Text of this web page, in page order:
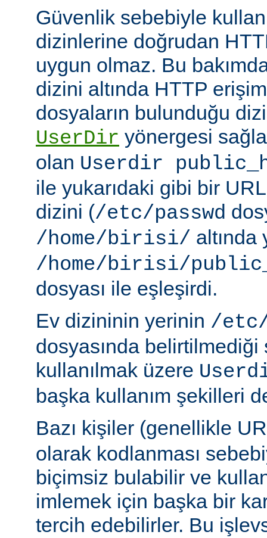
Güvenlik sebebiyle
dizinlerine doğrudan
uygun olmaz. Bu
dizini altında HTTP
dosyaların bulunduğu
UserDir yönergesi
olan Userdir
ile yukarıdaki gibi bir URL
dizini (/etc/passwd
/home/birisi/ altında
/home/birisi/
dosyası ile eşleşirdi.
Ev dizininin yerinin /etc/
dosyasında belirtilmediği
kullanılmak üzere
başka kullanım şekilleri
Bazı kişiler (genellikle
olarak kodlanması
biçimsiz bulabilir ve
imlemek için başka bir
tercih edebilirler. Bu